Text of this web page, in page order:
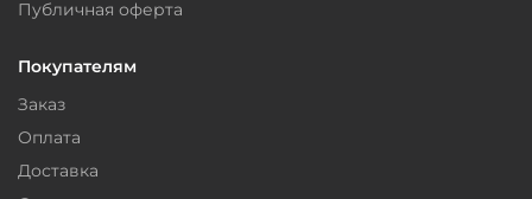
Публичная оферта
Покупателям
Заказ
Оплата
Доставка